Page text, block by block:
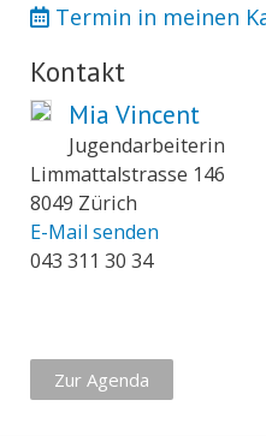
Termin in meinen
Kontakt
Mia Vincent
Jugendarbeiterin
Limmattalstrasse 146
8049 Zürich
E-Mail senden
043 311 30 34
Zur Agenda